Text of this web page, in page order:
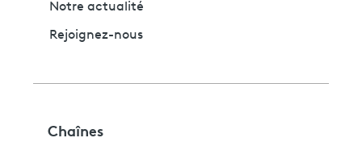
Notre actualité
Rejoignez-nous
Chaînes